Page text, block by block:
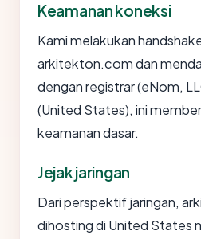
Keamanan koneksi
Kami melakukan
arkitekton.com dan
dengan registrar (eNom,
(United States), ini
keamanan dasar.
Jejak jaringan
Dari perspektif jaringan,
dihosting di United States